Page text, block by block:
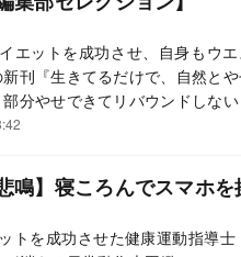
エットを成功させ、自身もウ
刊『生きてるだけで、自然と
部分やせできてリバウンドしな
う簡単なことだった！ 本連
鳴】寝ころんでスマホ
トを成功させた健康運動指導